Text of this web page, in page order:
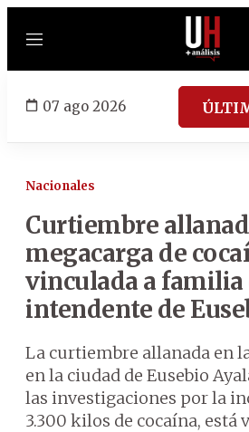
Menú
07 ago 2026
Nacionales
Curtiembre
megacarga de
vinculada a familia
intendente de
La curtiembre allanada en
en la ciudad de Eusebio
las investigaciones por la
3.300 kilos de cocaína, está